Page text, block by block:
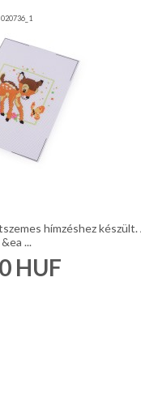
020736_1
hímzéshez
&ea ...
HUF